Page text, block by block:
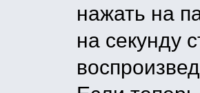
нажать на
на секунду